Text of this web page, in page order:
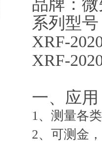
品牌：微
系列型
XRF-
XRF-
一、应
1、测量各
2、可测金